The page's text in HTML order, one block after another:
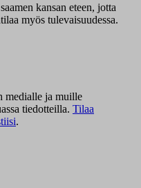
kansan eteen, jotta
myös tulevaisuudessa.
medialle ja muille
tiedotteilla. Tilaa
.